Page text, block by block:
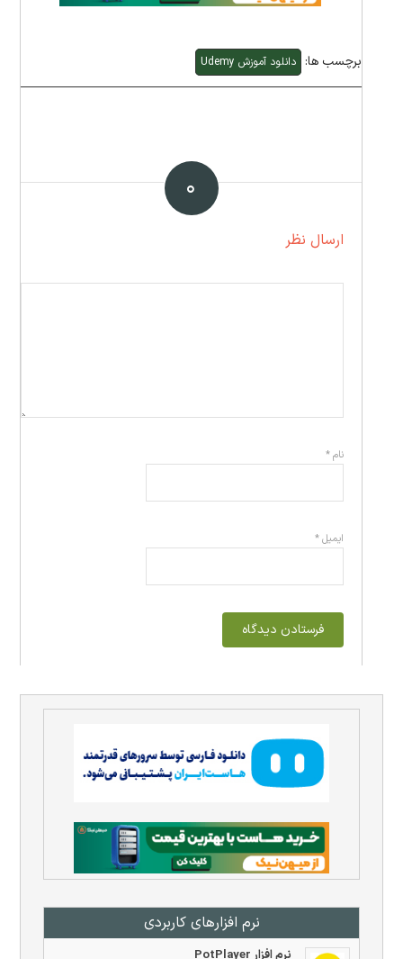
نرم افزار‌های کاربردی
نرم افزار PotPlayer
برچسب ها: دانلود آموزش Udemy
۰
ارسال نظر
نام*
ایمیل*